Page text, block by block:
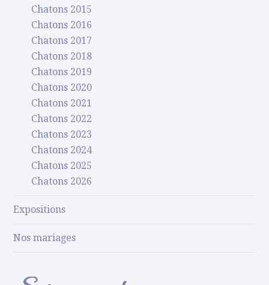
Chatons 2015
Chatons 2016
Chatons 2017
Chatons 2018
Chatons 2019
Chatons 2020
Chatons 2021
Chatons 2022
Chatons 2023
Chatons 2024
Chatons 2025
Chatons 2026
Expositions
Nos mariages